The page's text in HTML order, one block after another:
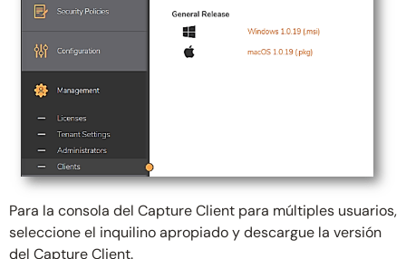
Para la consola del Capture Client para múltiples usuarios,
seleccione el inquilino apropiado y descargue la versión
del Capture Client.